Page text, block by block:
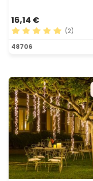
16,14 €
Note moyenne de 5
(2)
48706